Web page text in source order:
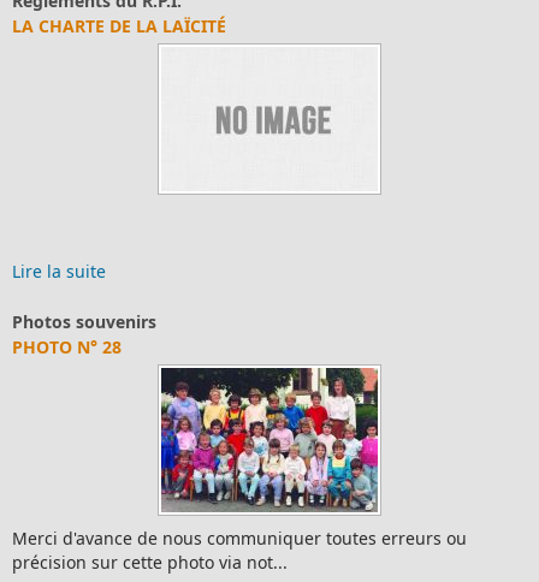
LA CHARTE DE LA LAÏCITÉ
Lire la suite
Photos souvenirs
PHOTO N° 28
Merci d'avance de nous communiquer toutes erreurs ou
précision sur cette photo via not...